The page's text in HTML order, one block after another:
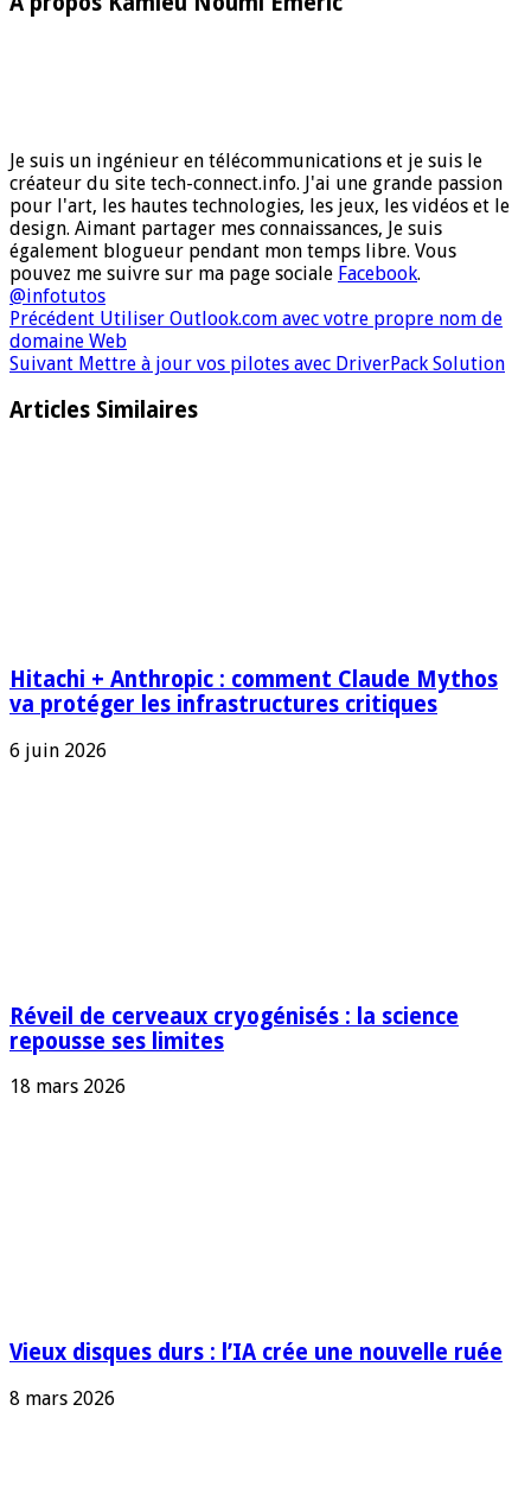
Je suis un ingénieur en télécommunications et je suis le
créateur du site tech-connect.info. J'ai une grande passion
pour l'art, les hautes technologies, les jeux, les vidéos et le
design. Aimant partager mes connaissances, Je suis
également blogueur pendant mon temps libre. Vous
pouvez me suivre sur ma page sociale Facebook.
@infotutos
Précédent Utiliser Outlook.com avec votre propre nom de
domaine Web
Suivant Mettre à jour vos pilotes avec DriverPack Solution
Articles Similaires
Hitachi + Anthropic : comment Claude Mythos
va protéger les infrastructures critiques
6 juin 2026
Réveil de cerveaux cryogénisés : la science
repousse ses limites
18 mars 2026
Vieux disques durs : l’IA crée une nouvelle ruée
8 mars 2026